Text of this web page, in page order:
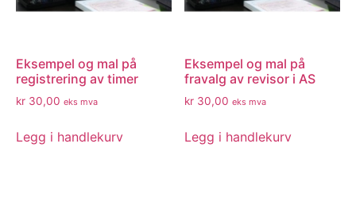
Eksempel og mal på
registrering av timer
kr 30,00 eks mva
Legg i handlekurv
Eksempel og mal på
fravalg av revisor i AS
kr 30,00 eks mva
Legg i handlekurv